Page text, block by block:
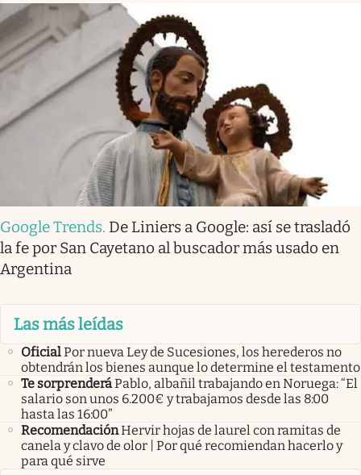
Google Trends. De Liniers a Google: así se trasladó
la fe por San Cayetano al buscador más usado en
Argentina
Las más leídas
OficialPor nueva Ley de Sucesiones, los herederos no
obtendrán los bienes aunque lo determine el testamento
Te sorprenderáPablo, albañil trabajando en Noruega: “El
salario son unos 6.200€ y trabajamos desde las 8:00
hasta las 16:00”
RecomendaciónHervir hojas de laurel con ramitas de
canela y clavo de olor | Por qué recomiendan hacerlo y
para qué sirve